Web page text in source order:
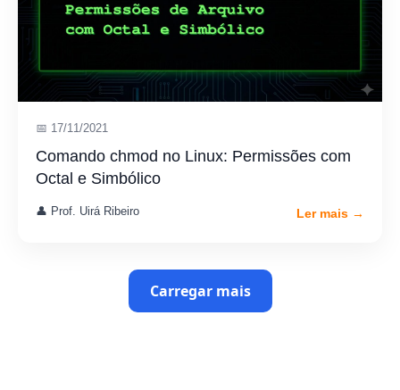
📅 17/11/2021
Comando chmod no Linux: Permissões com
Octal e Simbólico
👤 Prof. Uirá Ribeiro Ler mais →
Carregar mais